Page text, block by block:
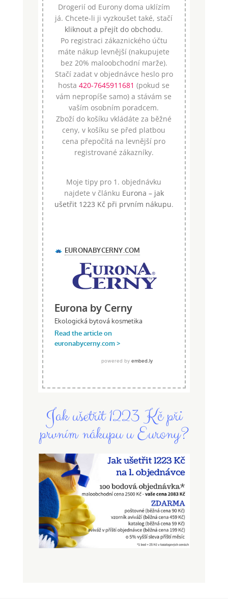
Drogerií od Eurony doma uklízím
já. Chcete-li ji vyzkoušet také, stačí
kliknout a přejít do obchodu.
Po registraci zákaznického účtu
máte nákup levnější (nakupujete
bez 20% maloobchodní marže).
Stačí zadat v objednávce heslo pro
hosta420-7645911681 (pokud se
vám nepropíše samo) a stávám se
vaším osobním poradcem.
Zboží do košíku vkládáte za běžné
ceny, v košíku se před platbou
cena přepočítá na levnější pro
registrované zákazníky.
Moje tipy pro 1. objednávku
najdete v článku Eurona – jak
ušetřit 1223 Kč při prvním nákupu.
Jak ušetřit 1223 Kč při
prvním nákupu u Eurony?